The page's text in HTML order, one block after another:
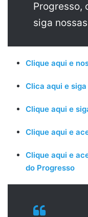
Progresso,
siga
Clique aqui e
Clica aqui e
Clique aqui e
Clique aqui e
Clique aqui e
do Progresso